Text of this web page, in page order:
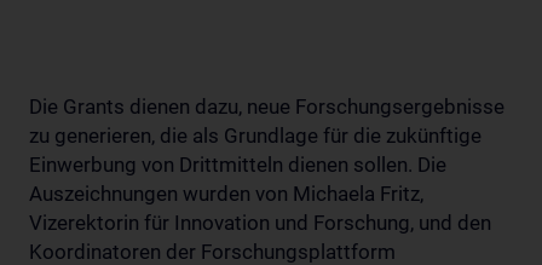
Die Grants dienen dazu, neue Forschungsergebnisse
zu generieren, die als Grundlage für die zukünftige
Einwerbung von Drittmitteln dienen sollen. Die
Auszeichnungen wurden von Michaela Fritz,
Vizerektorin für Innovation und Forschung, und den
Koordinatoren der Forschungsplattform